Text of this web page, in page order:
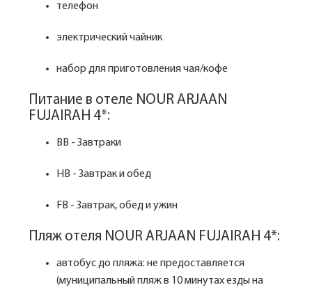
телефон
электрический чайник
набор для приготовления чая/кофе
Питание в отеле NOUR ARJAAN
FUJAIRAH 4*:
BB - Завтраки
HB - Завтрак и обед
FB - Завтрак, обед и ужин
Пляж отеля NOUR ARJAAN FUJAIRAH 4*:
автобус до пляжа: не предоставляется
(муниципальный пляж в 10 минутах езды на